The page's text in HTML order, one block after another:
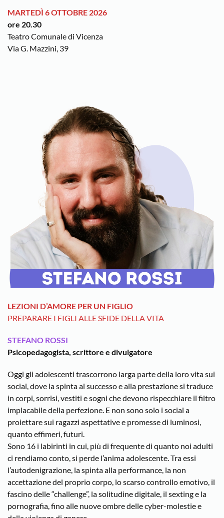
MARTEDÌ 6 OTTOBRE 2026
ore 20.30
Teatro Comunale di Vicenza
Via G. Mazzini, 39
LEZIONI D’AMORE PER UN FIGLIO
PREPARARE I FIGLI ALLE SFIDE DELLA VITA
STEFANO ROSSI
Psicopedagogista, scrittore e divulgatore
Oggi gli adolescenti trascorrono larga parte della loro vita sui
social, dove la spinta al successo e alla prestazione si traduce
in corpi, sorrisi, vestiti e sogni che devono rispecchiare il filtro
implacabile della perfezione. E non sono solo i social a
proiettare sui ragazzi aspettative e promesse di luminosi,
quanto effimeri, futuri.
Sono 16 i labirinti in cui, più di frequente di quanto noi adulti
ci rendiamo conto, si perde l’anima adolescente. Tra essi
l’autodenigrazione, la spinta alla performance, la non
accettazione del proprio corpo, lo scarso controllo emotivo, il
fascino delle “challenge”, la solitudine digitale, il sexting e la
pornografia, fino alle nuove ombre delle cyber-molestie e